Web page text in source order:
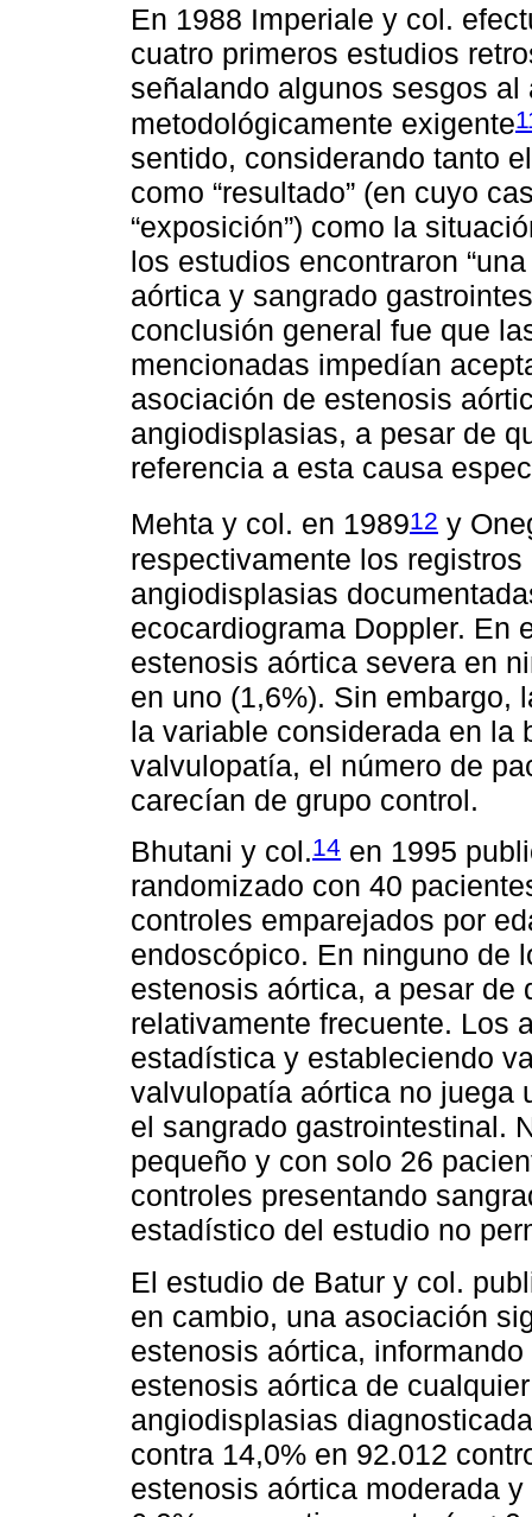
En 1988 Imperiale y col.
cuatro primeros estudios
señalando algunos sesgos
metodológicamente exigente
sentido, considerando tanto
como “resultado” (en cuyo
“exposición”) como la
los estudios encontraron
aórtica y sangrado
conclusión general fue que
mencionadas impedían
asociación de estenosis
angiodisplasias, a pesar de
referencia a esta causa
Mehta y col. en 198912 y
respectivamente los
angiodisplasias
ecocardiograma Doppler. En
estenosis aórtica severa en
en uno (1,6%). Sin embargo,
la variable considerada en la
valvulopatía, el número de
carecían de grupo control.
Bhutani y col.14 en 1995
randomizado con 40
controles emparejados por
endoscópico. En ninguno de
estenosis aórtica, a pesar
relativamente frecuente. Los
estadística y estableciendo
valvulopatía aórtica no juega
el sangrado gastrointestinal.
pequeño y con solo 26
controles presentando
estadístico del estudio no
El estudio de Batur y col.
en cambio, una asociación
estenosis aórtica,
estenosis aórtica de
angiodisplasias
contra 14,0% en 92.012
estenosis aórtica moderada